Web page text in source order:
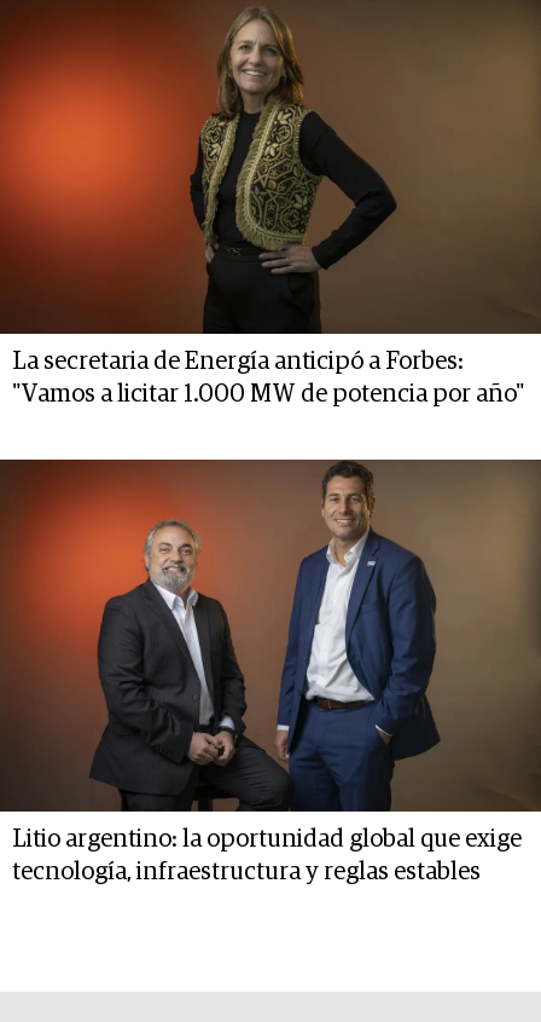
La secretaria de Energía anticipó a Forbes:
"Vamos a licitar 1.000 MW de potencia por año"
Litio argentino: la oportunidad global que exige
tecnología, infraestructura y reglas estables